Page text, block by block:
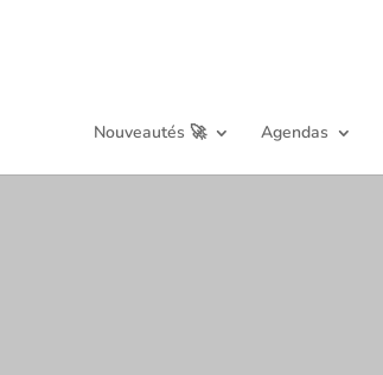
Nouveautés 🚀 Agendas